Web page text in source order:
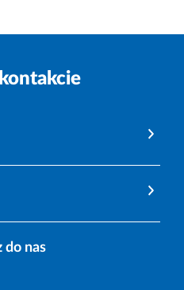
do nas